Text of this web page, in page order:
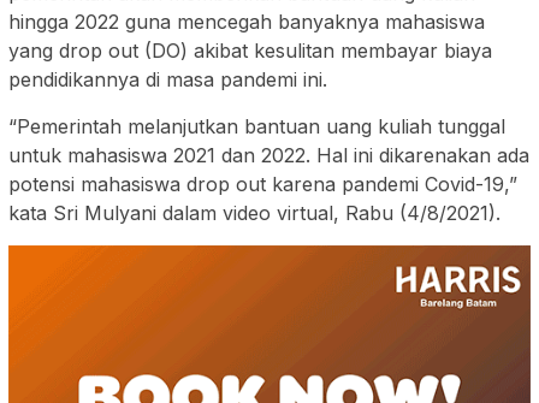
hingga 2022 guna mencegah banyaknya mahasiswa
yang drop out (DO) akibat kesulitan membayar biaya
pendidikannya di masa pandemi ini.
“Pemerintah melanjutkan bantuan uang kuliah tunggal
untuk mahasiswa 2021 dan 2022. Hal ini dikarenakan ada
potensi mahasiswa drop out karena pandemi Covid-19,”
kata Sri Mulyani dalam video virtual, Rabu (4/8/2021).